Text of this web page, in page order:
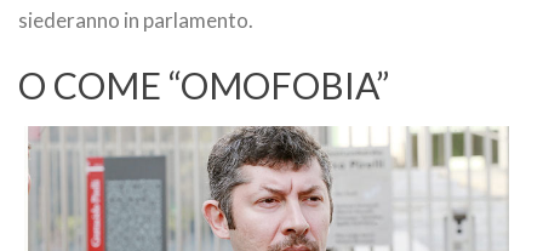
siederanno in parlamento.
O COME “OMOFOBIA”